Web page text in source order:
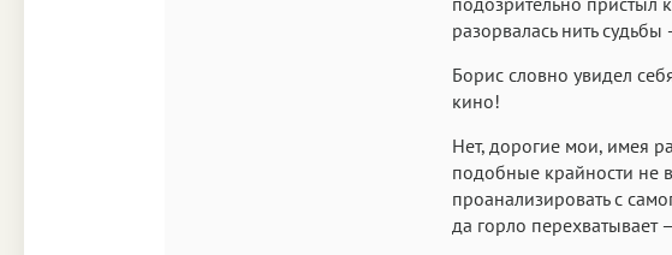
разорвалась нить
Борис словно увидел
кино!
Нет, дорогие мои, имея
подобные крайности не
проанализировать с
да горло перехватывает